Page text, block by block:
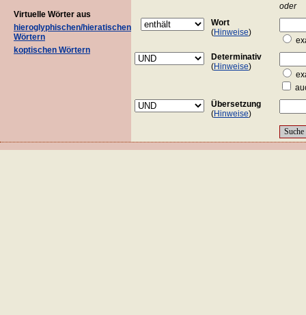
Virtuelle Wörter aus
hieroglyphischen/hieratischen
Wörtern
koptischen Wörtern
oder
Wort
(Hinweise)
Determinativ
(Hinweise)
Übersetzung
(Hinweise)